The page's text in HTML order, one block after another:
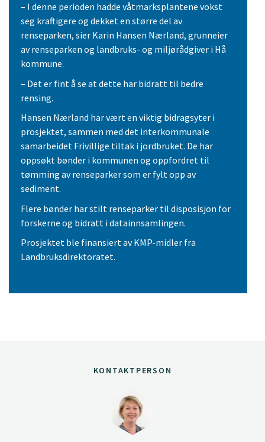
– I denne perioden hadde våtmarksplantene vokst
seg kraftigere og dekket en større del av
renseparken, sier Karin Hansen Nærland, grunneier
av renseparken og landbruks- og miljørådgiver i Hå
kommune.
– Det er fint å se at dette har bidratt til bedre
rensing.
Hansen Nærland har vært en viktig bidragsyter i
prosjektet, sammen med det interkommunale
samarbeidet Frivillige tiltak i jordbruket. De har
oppsøkt bønder i kommunen og oppfordret til
tømming av renseparker som er fylt opp av
sediment.
Flere bønder har stilt renseparker til disposisjon for
forskerne og bidratt i datainnsamlingen.
Prosjektet ble finansiert av KMP-midler fra
Landbruksdirektoratet.
KONTAKTPERSON